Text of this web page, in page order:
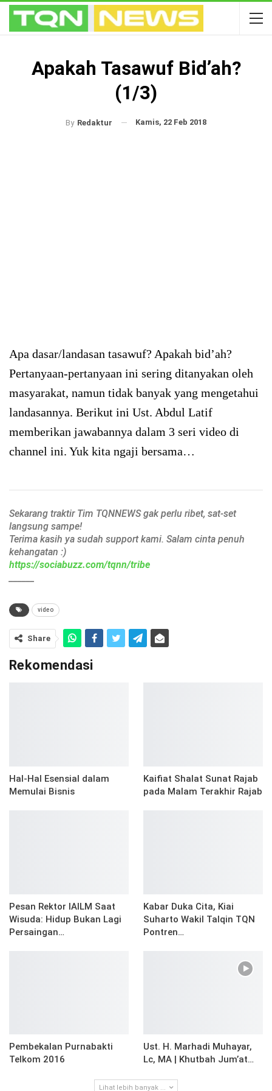
Apakah Tasawuf Bid’ah?
(1/3)
By Redaktur Kamis, 22 Feb 2018
Apa dasar/landasan tasawuf? Apakah bid’ah?
Pertanyaan-pertanyaan ini sering ditanyakan oleh
masyarakat, namun tidak banyak yang mengetahui
landasannya. Berikut ini Ust. Abdul Latif
memberikan jawabannya dalam 3 seri video di
channel ini. Yuk kita ngaji bersama…
Sekarang traktir Tim TQNNEWS gak perlu ribet, sat-set
langsung sampe!
Terima kasih ya sudah support kami. Salam cinta penuh
kehangatan :)
https://sociabuzz.com/tqnn/tribe
video
Share
Rekomendasi
Hal-Hal Esensial dalam
Memulai Bisnis
Kaifiat Shalat Sunat Rajab
pada Malam Terakhir Rajab
Pesan Rektor IAILM Saat
Wisuda: Hidup Bukan Lagi
Persaingan…
Kabar Duka Cita, Kiai
Suharto Wakil Talqin TQN
Pontren…
Pembekalan Purnabakti
Telkom 2016
Ust. H. Marhadi Muhayar,
Lc, MA | Khutbah Jum’at…
Lihat lebih banyak ...